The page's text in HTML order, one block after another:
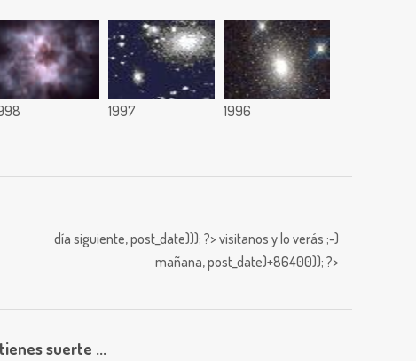
1997 1996
día siguiente,post_date))); ?> visitanos y lo verás ;-)
mañana,post_date)+86400)); ?>
suerte ...